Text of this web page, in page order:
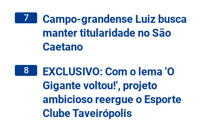
7
Campo-grandense Luiz busca
manter titularidade no São
Caetano
8
EXCLUSIVO: Com o lema 'O
Gigante voltou!', projeto
ambicioso reergue o Esporte
Clube Taveirópolis